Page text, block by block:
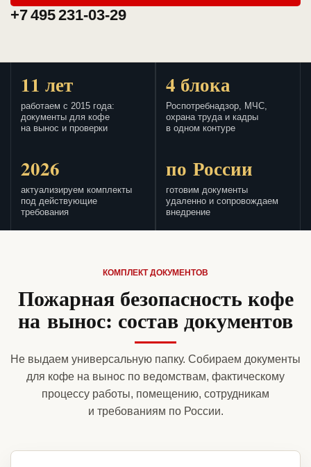
+7 495 231-03-29
11 лет
работаем с 2015 года:
документы для кофе
на вынос и проверки
4 блока
Роспотребнадзор, МЧС,
охрана труда и кадры
в одном контуре
2026
актуализируем комплекты
под действующие
требования
по России
готовим документы
удаленно и сопровождаем
внедрение
КОМПЛЕКТ ДОКУМЕНТОВ
Пожарная безопасность кофе
на вынос: состав документов
Не выдаем универсальную папку. Собираем документы
для кофе на вынос по ведомствам, фактическому
процессу работы, помещению, сотрудникам
и требованиям по России.